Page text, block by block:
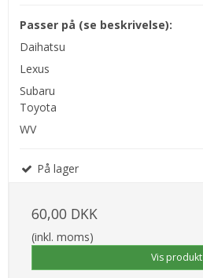
Passer på (se beskrivelse):
Daihatsu
Lexus
Subaru
Toyota
WV
På lager
60,00 DKK
(inkl. moms)
Vis produkt